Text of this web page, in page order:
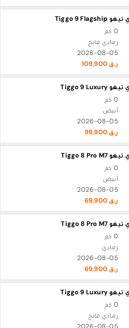
0 كم
رمادي فاتح
2026-08-05
ر.ق 109,900
0 كم
أبيض
2026-08-05
ر.ق 99,900
0 كم
أبيض
2026-08-05
ر.ق 69,900
0 كم
رمادي
2026-08-05
ر.ق 69,900
0 كم
رمادي فاتح
2026-08-05